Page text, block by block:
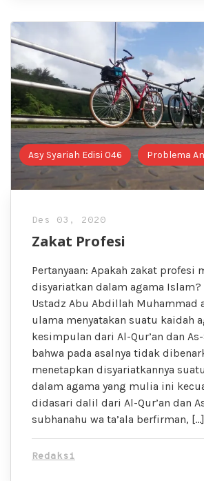
Asy Syariah Edisi 046 Problema
Des 03, 2020
Zakat Profesi
Pertanyaan: Apakah zakat profesi
disyariatkan dalam agama Islam?
Ustadz Abu Abdillah Muhammad
ulama menyatakan suatu kaidah
kesimpulan dari Al-Qur’an dan
bahwa pada asalnya tidak
menetapkan disyariatkannya
dalam agama yang mulia ini
didasari dalil dari Al-Qur’an dan
subhanahu wa ta’ala berfirman, […]
Redaksi